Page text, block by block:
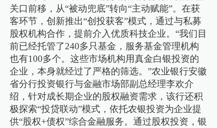
关口前移，从“被动兜底”转向“主动赋能”。在获
客环节，创新推出“创投获客”模式，通过与私募
股权机构合作，提前介入优质科技企业。“我们目
前已经托管了240多只基金，服务基金管理机构
也有100多个。这些市场机构用真金白银投资的
企业，本身就经过了严格的筛选。”农业银行安徽
省分行投资银行与金融市场部副总经理李欢介
绍，针对成长期企业的股权融资需求，该行还积
极探索“投贷联动”模式，依托农银投资为企业提
供“股权+债权”综合金融服务。通过股权投资，银